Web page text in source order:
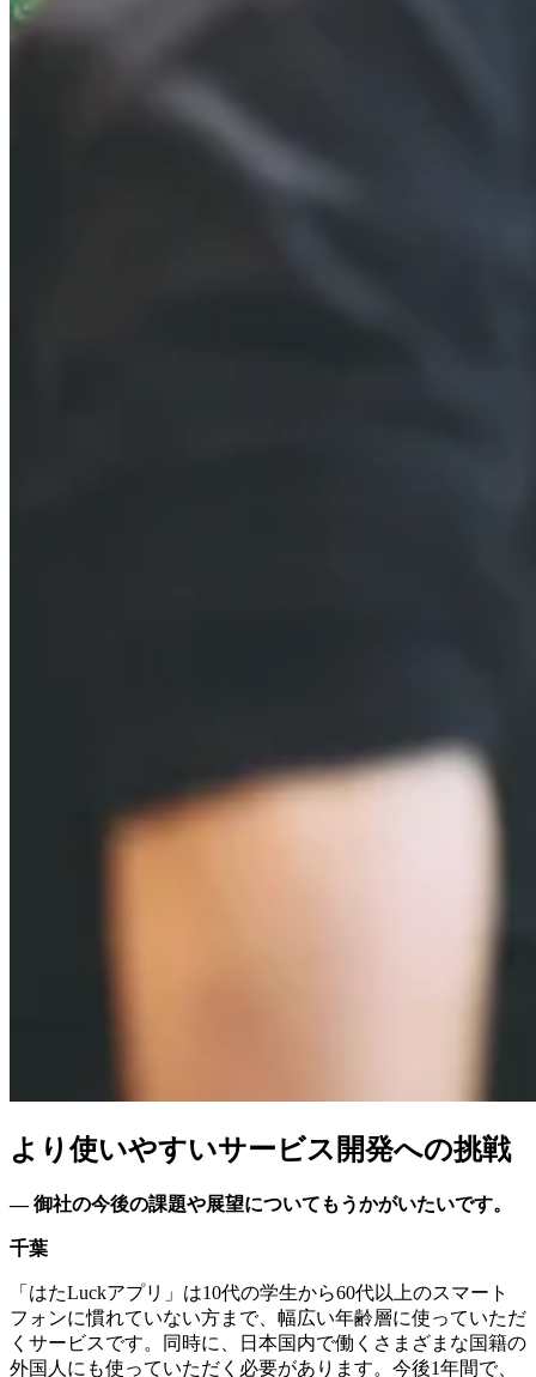
より使いやすいサービス開発への挑戦
— 御社の今後の課題や展望についてもうかがいたいです。
千葉
「はたLuckアプリ」は10代の学生から60代以上のスマート
フォンに慣れていない方まで、幅広い年齢層に使っていただ
くサービスです。同時に、日本国内で働くさまざまな国籍の
外国人にも使っていただく必要があります。今後1年間で、